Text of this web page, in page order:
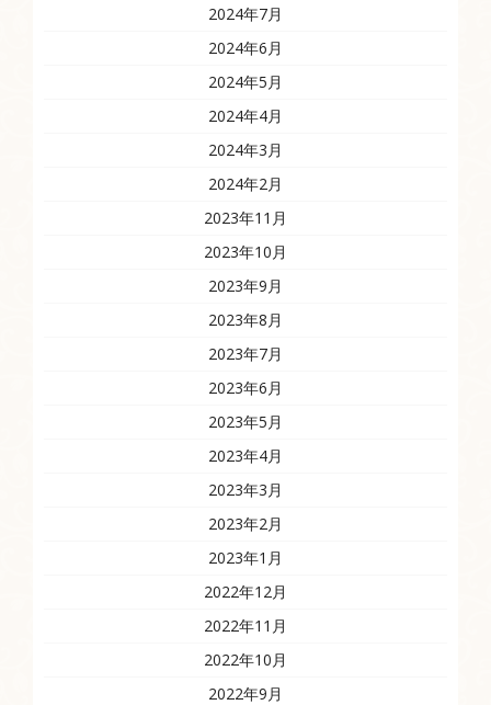
2024年7月
2024年6月
2024年5月
2024年4月
2024年3月
2024年2月
2023年11月
2023年10月
2023年9月
2023年8月
2023年7月
2023年6月
2023年5月
2023年4月
2023年3月
2023年2月
2023年1月
2022年12月
2022年11月
2022年10月
2022年9月